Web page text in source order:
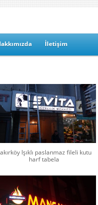
İletişim
Işıklı paslanmaz fileli kutu
harf tabela